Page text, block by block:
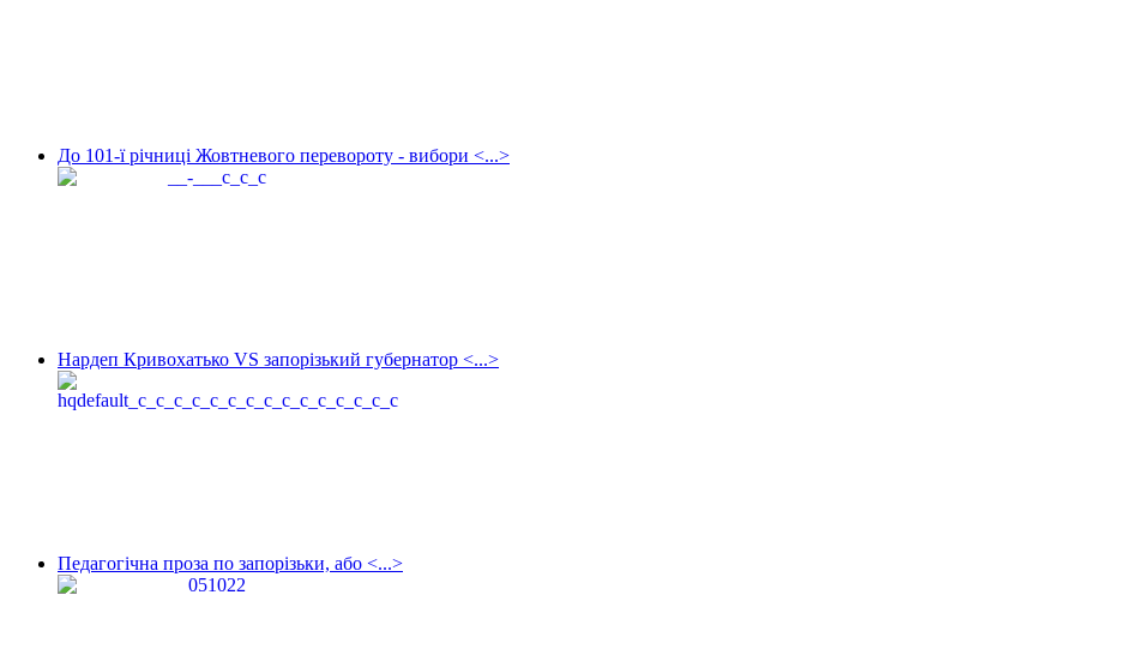
До 101-ї річниці Жовтневого перевороту - вибори <...>
Нардеп Кривохатько VS запорізький губернатор <...>
Педагогічна проза по запорізьки, або <...>